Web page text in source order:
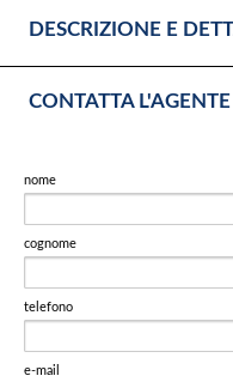
DESCRIZIONE E
CONTATTA L'AGENTE
nome
cognome
telefono
e-mail